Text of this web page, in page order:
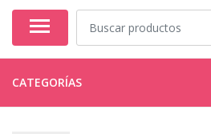
CATEGORÍAS